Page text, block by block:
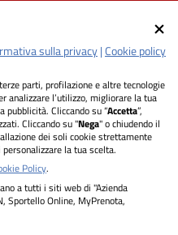
sulla privacy|Cookie policy
parti, profilazione e altre tecnologie
analizzare l’utilizzo, migliorare la tua
pubblicità. Cliccando su “Accetta”,
Cliccando su "Nega" o chiudendo il
dei soli cookie strettamente
personalizzare la tua scelta.
Policy.
a tutti i siti web di "Azienda
Sportello Online, MyPrenota,